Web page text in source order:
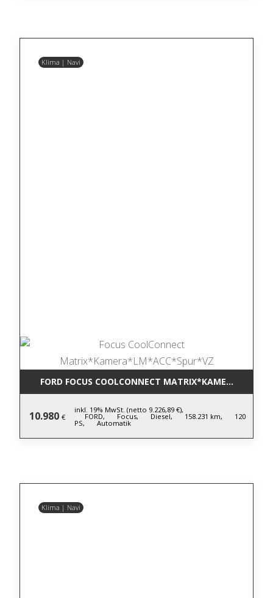
Klima | Navi
FORD FOCUS COOLCONNECT
10.980 €
inkl. 19% MwSt. (netto 9.226,89 €),
FORD, Focus, Diesel, 158.231 km, 120
PS, Automatik
Klima | Navi